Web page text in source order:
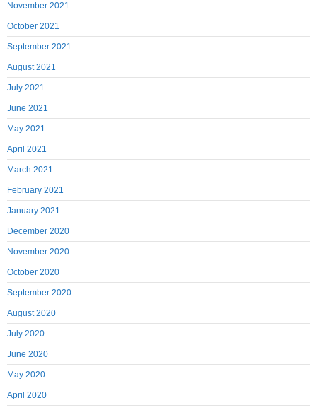
November 2021
October 2021
September 2021
August 2021
July 2021
June 2021
May 2021
April 2021
March 2021
February 2021
January 2021
December 2020
November 2020
October 2020
September 2020
August 2020
July 2020
June 2020
May 2020
April 2020